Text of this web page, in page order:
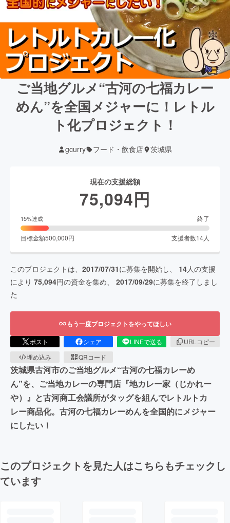
ご当地グルメ“古河の七福カレー
めん”を全国メジャーに！レトル
ト化プロジェクト！
gcurry フード・飲食店 茨城県
現在の支援総額
75,094円
15%達成 終了
目標金額500,000円 支援者数14人
このプロジェクトは、 2017/07/31に募集を開始し、 14人の支援
により 75,094円の資金を集め、 2017/09/29に募集を終了しまし
た
もう一度プロジェクトをやってほしい
ポスト シェア LINEで送る
URLコピー
埋め込み
QRコード
茨城県古河市のご当地グルメ“古河の七福カレーめ
ん”を、ご当地カレーの専門店『地カレー家（じかれー
や）』と古河商工会議所がタッグを組んでレトルトカ
レー商品化。古河の七福カレーめんを全国的にメジャー
にしたい！
このプロジェクトを見た人はこちらもチェックし
ています